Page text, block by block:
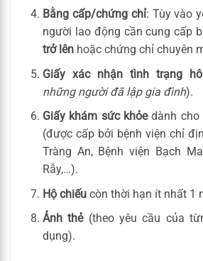
Bằng cấp/chứng chỉ: Tùy vào
người lao động cần cung cấp
trở lênhoặc chứng chỉ chuyên
Giấy xác nhận tình trạng
những người đã lập gia đình).
Giấy khám sức khỏedành cho
(được cấp bởi bệnh viện chỉ
Tràng An, Bệnh viện Bạch
Rẫy,…).
Hộ chiếucòn thời hạn ít nhất 1
Ảnh thẻ(theo yêu cầu của
dụng).